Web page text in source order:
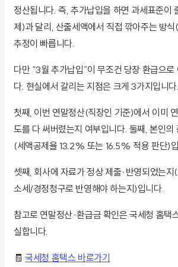
정산됩니다. 즉, 추가납입을 하면 과세표준이
제)과 달리, 산출세액에서 직접 깎아주는 방
추정이 빠릅니다.
다만 “3월 추가납입”이 무조건 당장 환급으
다. 현실에서 갈리는 지점은 크게 3가지입니다.
첫째, 이번 연말정산(직장인 기준)에서 이미
도를 다 써버렸는지 여부입니다. 둘째, 본인의
(세액공제율 13.2% 또는 16.5% 적용 판단)
셋째, 회사에 자료가 정상 제출·반영되었는
소세/경정청구로 반영해야 하는지)입니다.
참고로 연말정산·환급금 확인은 국세청 홈택
실합니다.
🧾국세청 홈택스 바로가기